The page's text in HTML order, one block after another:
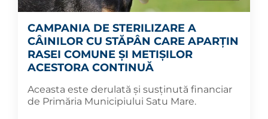
CAMPANIA DE STERILIZARE A
CÂINILOR CU STĂPÂN CARE APARȚIN
RASEI COMUNE ȘI METIȘILOR
ACESTORA CONTINUĂ
Aceasta este derulată și susținută financiar
de Primăria Municipiului Satu Mare.